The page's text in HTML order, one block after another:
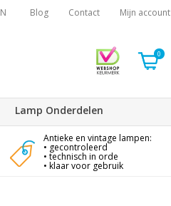
Blog Contact Mijn account
0
Lamp Onderdelen
Antieke en vintage lampen:
• gecontroleerd
• technisch in orde
• klaar voor gebruik